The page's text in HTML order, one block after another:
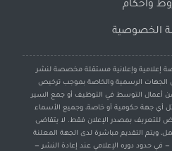
وأحكام
الخصوصية
إعلامية وإعلانية مستقلة مخصصة لنشر
من الجهات الرسمية والخاصة بموجب ترخيص
أعمال التوسط في التوظيف أو جمع السير
أي جهة حكومية أو خاصة، وجميع الأسماء
للتعريف بمصدر الإعلان فقط. لا يتقاضى
ويتم التقديم مباشرة لدى الجهة المعلنة
— في حدود دوره الإعلامي عند إعادة النشر —